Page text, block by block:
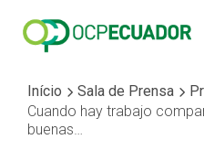
Início Sala de Prensa
Cuando hay trabajo
buenas…